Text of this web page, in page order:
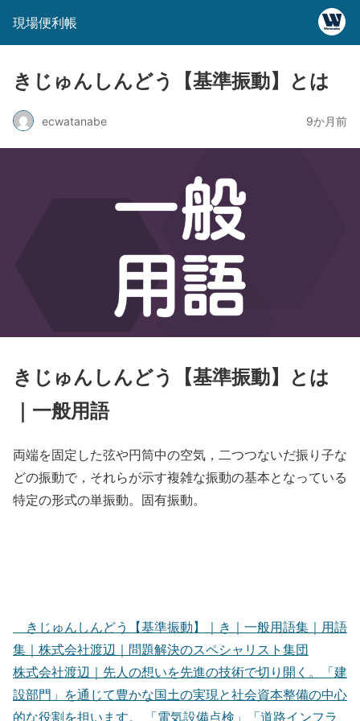
現場便利帳
きじゅんしんどう【基準振動】とは
ecwatanabe 9か月前
きじゅんしんどう【基準振動】とは
｜一般用語
両端を固定した弦や円筒中の空気，二つつないだ振り子な
どの振動で，それらが示す複雑な振動の基本となっている
特定の形式の単振動。固有振動。
きじゅんしんどう【基準振動】｜き｜一般用語集｜用語
集｜株式会社渡辺｜問題解決のスペシャリスト集団
株式会社渡辺｜先人の想いを先進の技術で切り開く。「建
設部門」を通じて豊かな国土の実現と社会資本整備の中心
的な役割を担います。 「電気設備点検」「道路インフラ